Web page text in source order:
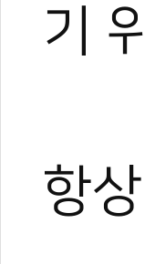
기
항